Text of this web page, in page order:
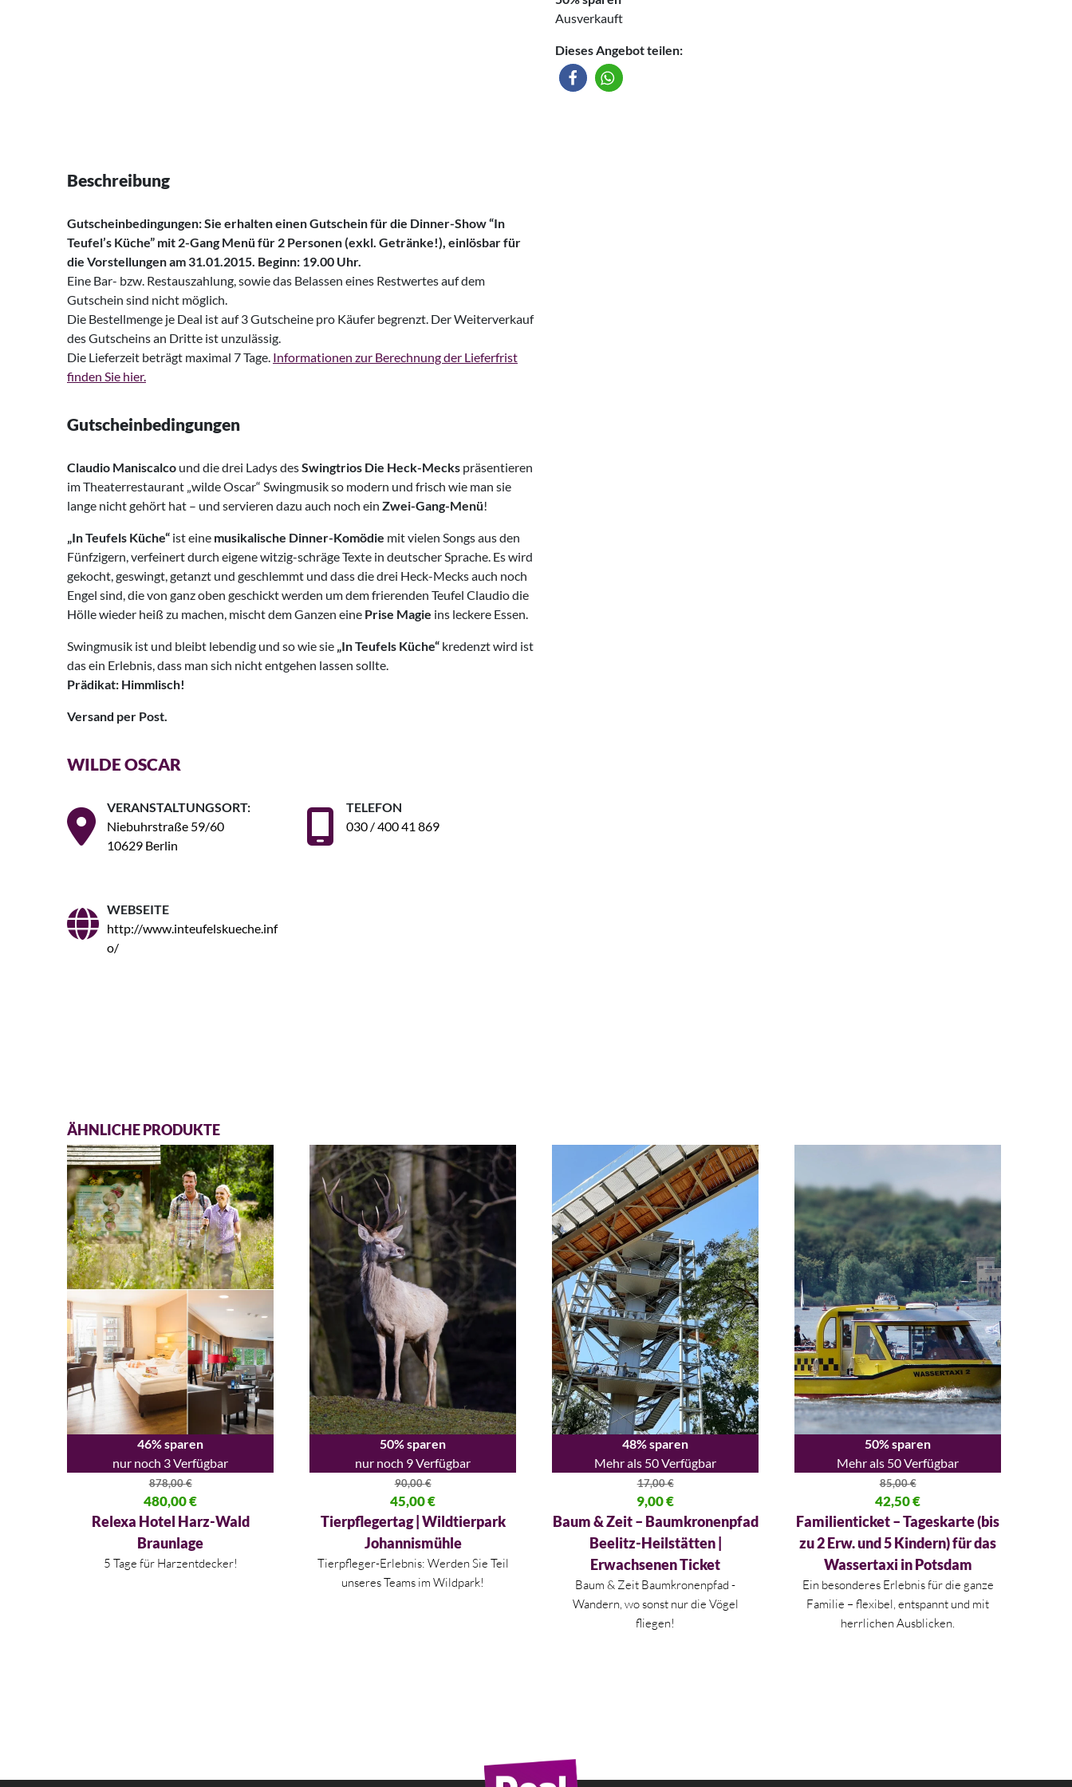
Ausverkauft
Dieses Angebot teilen:
Beschreibung
Gutscheinbedingungen:Sie erhalten einen Gutschein für die Dinner-Show “In
Teufel’s Küche” mit 2-Gang Menü für 2 Personen (exkl. Getränke!), einlösbar für
die Vorstellungen am 31.01.2015. Beginn: 19.00 Uhr.
Eine Bar- bzw. Restauszahlung, sowie das Belassen eines Restwertes auf dem
Gutschein sind nicht möglich.
Die Bestellmenge je Deal ist auf 3 Gutscheine pro Käufer begrenzt. Der Weiterverkauf
des Gutscheins an Dritte ist unzulässig.
Die Lieferzeit beträgt maximal 7 Tage. Informationen zur Berechnung der Lieferfrist
finden Sie hier.
Gutscheinbedingungen
Claudio Maniscalco und die drei Ladys desSwingtrios Die Heck-Mecks präsentieren
im Theaterrestaurant „wilde Oscar“ Swingmusik so modern und frisch wie man sie
lange nicht gehört hat – und servieren dazu auch noch ein Zwei-Gang-Menü!
„In Teufels Küche“ ist eine musikalische Dinner-Komödie mit vielen Songs aus den
Fünfzigern, verfeinert durch eigene witzig-schräge Texte in deutscher Sprache. Es wird
gekocht, geswingt, getanzt und geschlemmt und dass die drei Heck-Mecks auch noch
Engel sind, die von ganz oben geschickt werden um dem frierenden Teufel Claudio die
Hölle wieder heiß zu machen, mischt dem Ganzen eine Prise Magie ins leckere Essen.
Swingmusik ist und bleibt lebendig und so wie sie „In Teufels Küche“ kredenzt wird ist
das ein Erlebnis, dass man sich nicht entgehen lassen sollte.
Prädikat: Himmlisch!
Versand per Post.
WILDE OSCAR
VERANSTALTUNGSORT:
Niebuhrstraße 59/60
10629 Berlin
TELEFON
030 / 400 41 869
WEBSEITE
http://www.inteufelskueche.inf
o/
ÄHNLICHE PRODUKTE
46% sparen
nur noch 3 Verfügbar
878,00€
Ursprünglicher Preis war: 878,00 €
480,00€
Aktueller Preis ist: 480,00 €.
Relexa Hotel Harz-Wald
Braunlage
5 Tage für Harzentdecker!
50% sparen
nur noch 9 Verfügbar
90,00€
Ursprünglicher Preis war: 90,00 €
45,00€
Aktueller Preis ist: 45,00 €.
Tierpflegertag | Wildtierpark
Johannismühle
Tierpfleger-Erlebnis: Werden Sie Teil
unseres Teams im Wildpark!
48% sparen
Mehr als 50 Verfügbar
17,00€
Ursprünglicher Preis war: 17,00 €
9,00€
Aktueller Preis ist: 9,00 €.
Baum & Zeit – Baumkronenpfad
Beelitz-Heilstätten |
Erwachsenen Ticket
Baum & Zeit Baumkronenpfad -
Wandern, wo sonst nur die Vögel
fliegen!
50% sparen
Mehr als 50 Verfügbar
85,00€
Ursprünglicher Preis war: 85,00 €
42,50€
Aktueller Preis ist: 42,50 €.
Familienticket – Tageskarte (bis
zu 2 Erw. und 5 Kindern) für das
Wassertaxi in Potsdam
Ein besonderes Erlebnis für die ganze
Familie – flexibel, entspannt und mit
herrlichen Ausblicken.